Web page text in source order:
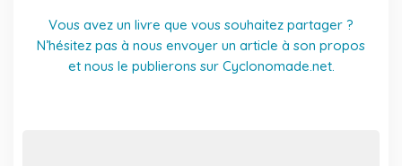
Vous avez un livre que vous souhaitez partager ?
N’hésitez pas à nous envoyer un article à son propos
et nous le publierons sur Cyclonomade.net.